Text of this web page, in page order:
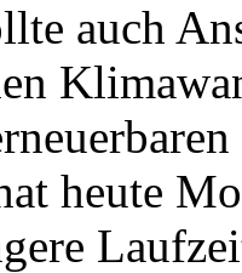
auch
heute